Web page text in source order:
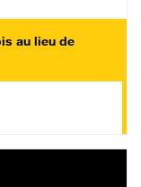
au lieu de